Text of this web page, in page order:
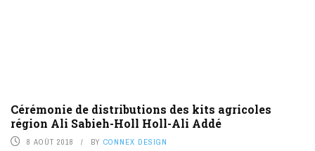
Cérémonie de distributions des kits agricoles
région Ali Sabieh-Holl Holl-Ali Addé
8 AOÛT 2018 BY CONNEX DESIGN